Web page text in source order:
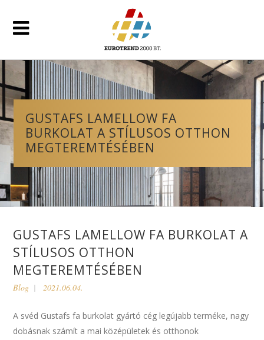
GUSTAFS LAMELLOW FA
BURKOLAT A STÍLUSOS OTTHON
MEGTEREMTÉSÉBEN
GUSTAFS LAMELLOW FA BURKOLAT A
STÍLUSOS OTTHON
MEGTEREMTÉSÉBEN
Blog 2021.06.04.
A svéd Gustafs fa burkolat gyártó cég legújabb terméke, nagy
dobásnak számít a mai középületek és otthonok